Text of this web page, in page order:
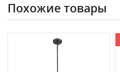
Похожие товары